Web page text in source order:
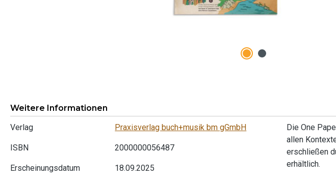
Weitere Informationen
Verlag
Praxisverlag buch+musik bm gGmbH
ISBN 2000000056487
Erscheinungsdatum 18.09.2025
Die One
allen
erschließen
erhältlich.